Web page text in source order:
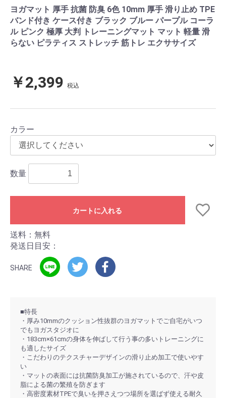
ヨガマット 厚手 抗菌 防臭 6色 10mm 厚手 滑り止め TPE
バンド付き ケース付き ブラック ブルー パープル コーラ
ル ピンク 極厚 大判 トレーニングマット マット 軽量 滑
らない ピラティス ストレッチ 筋トレ エクササイズ
￥2,399 税込
カラー
数量
カートに入れる
送料：無料
発送日目安：
SHARE
■特長
・厚み10mmのクッション性抜群のヨガマットでご自宅がいつ
でもヨガスタジオに
・183cm×61cmの身体を伸ばして行う事の多いトレーニングに
も適したサイズ
・こだわりのテクスチャーデザインの滑り止め加工で使いやす
い
・マットの表面には抗菌防臭加工が施されているので、汗や皮
脂による菌の繁殖を防ぎます
・高密度素材TPEで臭いを押さえつつ場所を選ばず使える耐久